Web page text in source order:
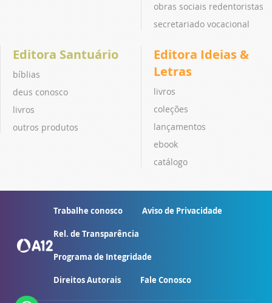
obras sociais redentoristas
secretariado vocacional
Editora Santuário
bíblias
deus conosco
livros
outros produtos
Editora Ideias &
Letras
livros
coleções
lançamentos
ebook
catálogo
Trabalhe conosco Aviso de Privacidade
Rel. de Transparência
Programa de Integridade
Direitos Autorais Fale Conosco